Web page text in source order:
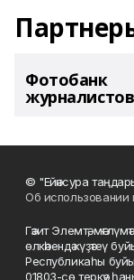
Фотобанк
© "Ейәнсура
Об использовании
Гәзит Элемтә,
өлкәһендә күҙәтеү
Республикаһы
01803-сө теркәү